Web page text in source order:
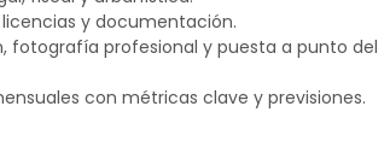
y documentación.
fotografía profesional y puesta a punto del
con métricas clave y previsiones.